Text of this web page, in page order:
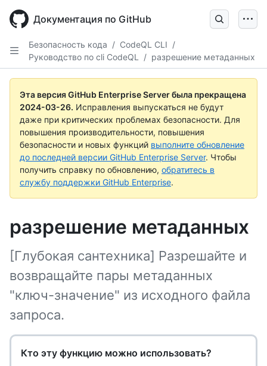
main
Документация по GitHub
Безопасность кода / CodeQL CLI /
Руководство по cli CodeQL
/ разрешение метаданных
Эта версия GitHub Enterprise Server была прекращена
2024-03-26. Исправления выпускаться не будут
даже при критических проблемах безопасности. Для
повышения производительности, повышения
безопасности и новых функций выполните обновление
до последней версии GitHub Enterprise Server. Чтобы
получить справку по обновлению, обратитесь в
службу поддержки GitHub Enterprise.
разрешение метаданных
[Глубокая сантехника] Разрешайте и
возвращайте пары метаданных
"ключ-значение" из исходного файла
запроса.
Кто эту функцию можно использовать?